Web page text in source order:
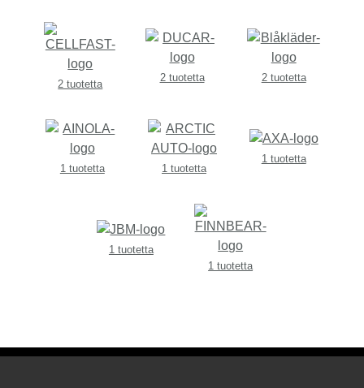
2 tuotetta
2 tuotetta 2 tuotetta
1 tuotetta 1 tuotetta
1 tuotetta
1 tuotetta
1 tuotetta